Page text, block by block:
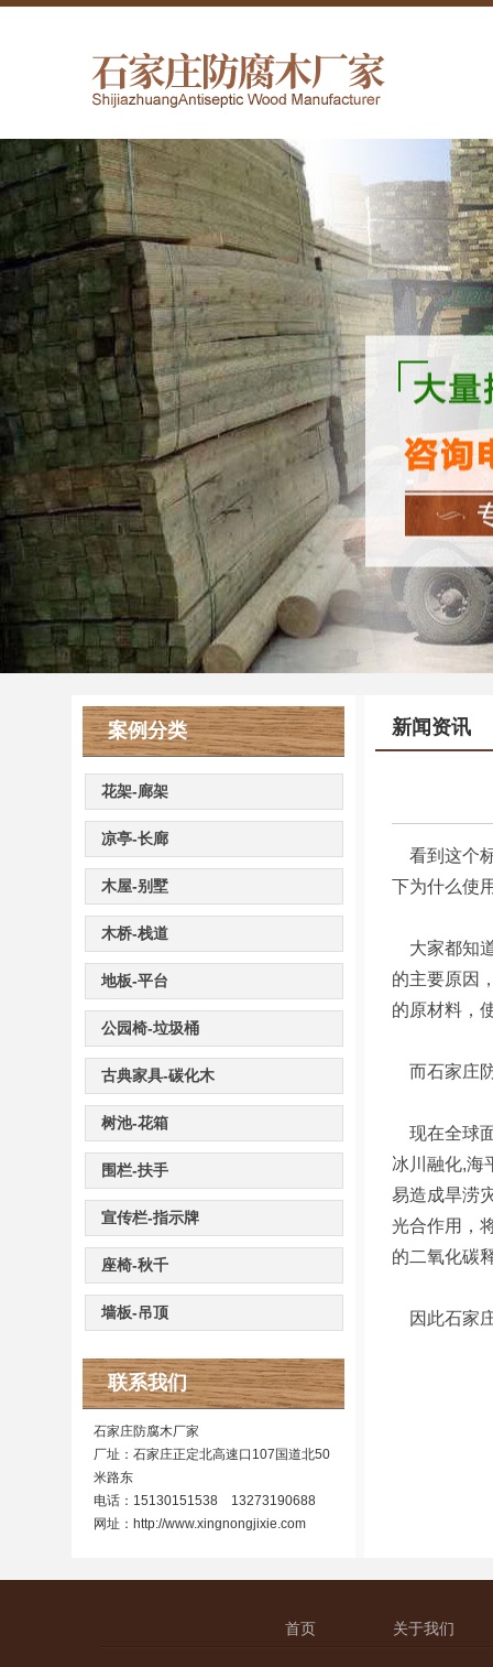
案例分类
花架-廊架
凉亭-长廊
木屋-别墅
木桥-栈道
地板-平台
公园椅-垃圾桶
古典家具-碳化木
树池-花箱
围栏-扶手
宣传栏-指示牌
座椅-秋千
墙板-吊顶
联系我们
石家庄防腐木厂家
厂址：石家庄正定北高速口107国道北50
米路东
电话：15130151538 13273190688
网址： http://www.xingnongjixie.com
新闻资讯
看到这个
下为什么使
大家都知
的主要原因
的原材料，
而石家庄
现在全球
冰川融化,海
易造成旱涝
光合作用，
的二氧化碳
因此石家
首页 关于我们